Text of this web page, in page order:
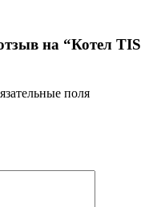
на “Котел TIS
поля